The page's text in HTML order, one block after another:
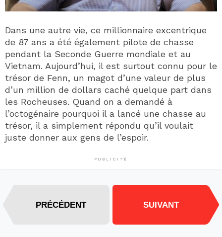
Dans une autre vie, ce millionnaire excentrique
de 87 ans a été également pilote de chasse
pendant la Seconde Guerre mondiale et au
Vietnam. Aujourd’hui, il est surtout connu pour le
trésor de Fenn, un magot d’une valeur de plus
d’un million de dollars caché quelque part dans
les Rocheuses. Quand on a demandé à
l’octogénaire pourquoi il a lancé une chasse au
trésor, il a simplement répondu qu’il voulait
juste donner aux gens de l’espoir.
PUBLICITÉ
PRÉCÉDENT SUIVANT